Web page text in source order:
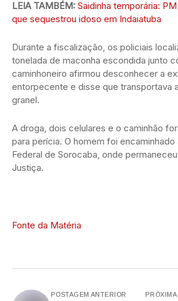
LEIA TAMBÉM: Saidinha temporária:
que sequestrou idoso em Indaiatuba
Durante a fiscalização, os policiais
tonelada de maconha escondida junto
caminhoneiro afirmou desconhecer a
entorpecente e disse que transportava
granel.
A droga, dois celulares e o caminhão
para perícia. O homem foi
Federal de Sorocaba, onde
Justiça.
Fonte da Matéria
POSTAGEM ANTERIOR